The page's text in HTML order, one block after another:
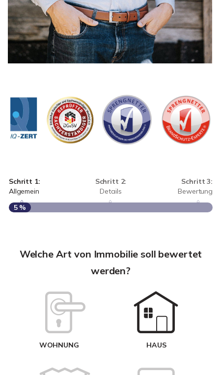
Schritt 1:
Allgemein
Schritt 2:
Details
Schritt 3:
Bewertung
5 %
Welche Art von Immobilie soll bewertet
werden?
WOHNUNG HAUS